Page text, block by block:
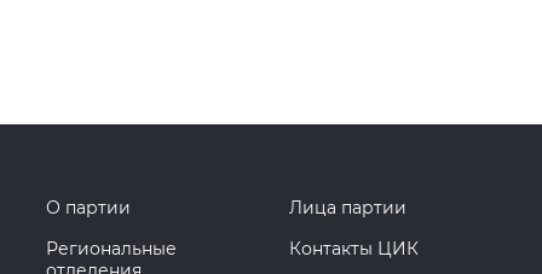
О партии
Лица партии
Региональные
Контакты ЦИК